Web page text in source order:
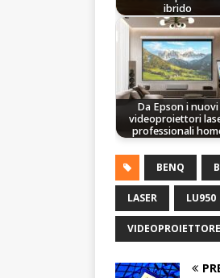
ibrido
Da Epson i nuovi
videoproiettori
professionali
BENQ
LASER LU950